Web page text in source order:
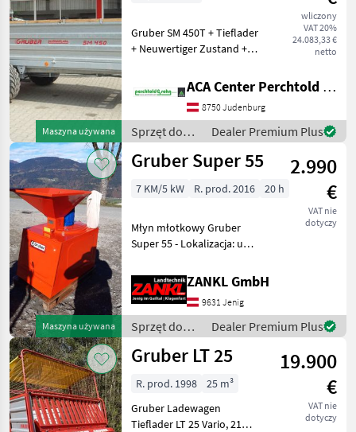
Maszyna używana
wliczony
VAT 20%
24.083,33 €
netto
Gruber SM 450T + Tieflader
+ Neuwertiger Zustand +
Stahlbordwändeverzinkt +
Holzschutzleisten +
verstärktes Getriebe
anstatt Ketten
ACA Center Perchtold - Perchtold & Sohn GmbH
8750 Judenburg
Sprzęt do
nawożenia i
nawadniania
Dealer Premium Plus
Maszyna używana
Gruber Super 55
2.990
€
VAT nie
dotyczy
7 KM/5 kW R. prod. 2016 20 h
Młyn młotkowy Gruber
Super 55 - Lokalizacja: u
prywatna! - Rok produkcji:
2016 - Bardzo mało
używany! - Jak nowy! -
Dostępny od ręki! - Gotowy
d
ZANKL GmbH
9631 Jenig
Sprzęt do
karmienia
zwierząt /
Dealer Premium Plus
Gruber LT 25
19.900
€
VAT nie
dotyczy
R. prod. 1998
25 m³
Gruber Ladewagen
Tieflader LT 25 Vario, 21